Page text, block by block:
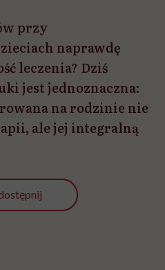
przy
naprawdę
leczenia? Dziś
jest jednoznaczna:
na rodzinie nie
ale jej integralną